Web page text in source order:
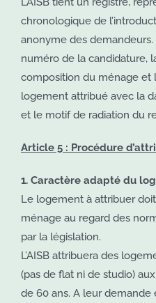
chronologique de
anonyme des demandeurs.
numéro de la candidature,
composition du ménage et
logement attribué avec la
et le motif de radiation du
Article 5 : Procédure
1. Caractère adapté du
Le logement à attribuer
ménage au regard des
par la législation.
L’AISB attribuera des
(pas de flat ni de studio)
de 60 ans. A leur